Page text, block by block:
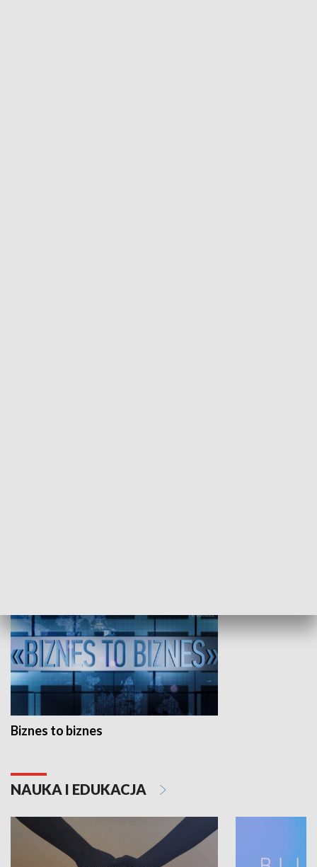
Biznes to biznes
NAUKA I EDUKACJA